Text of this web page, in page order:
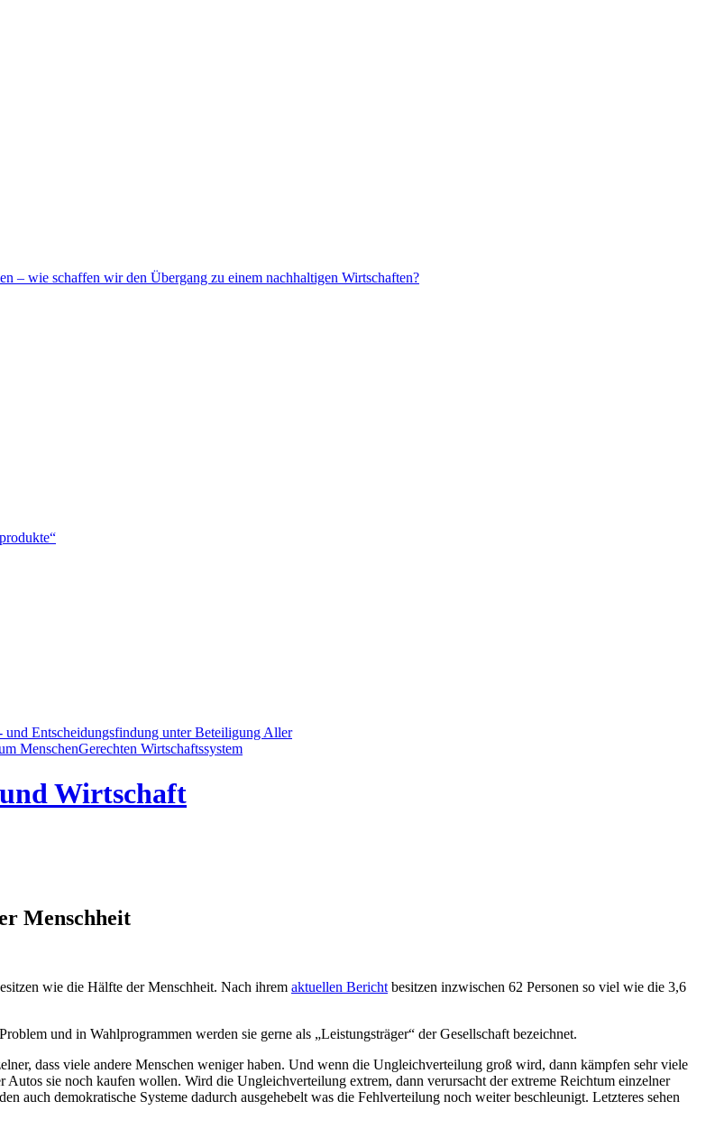
– wie schaffen wir den Übergang zu einem nachhaltigen Wirtschaften?
und Entscheidungsfindung unter Beteiligung Aller
MenschenGerechten Wirtschaftssystem
Wirtschaft
Menschheit
wie die Hälfte der Menschheit. Nach ihrem aktuellen Bericht besitzen inzwischen 62 Personen so viel wie die 3,6
und in Wahlprogrammen werden sie gerne als „Leistungsträger“ der Gesellschaft bezeichnet.
dass viele andere Menschen weniger haben. Und wenn die Ungleichverteilung groß wird, dann kämpfen sehr viele
sie noch kaufen wollen. Wird die Ungleichverteilung extrem, dann verursacht der extreme Reichtum einzelner
demokratische Systeme dadurch ausgehebelt was die Fehlverteilung noch weiter beschleunigt. Letzteres sehen